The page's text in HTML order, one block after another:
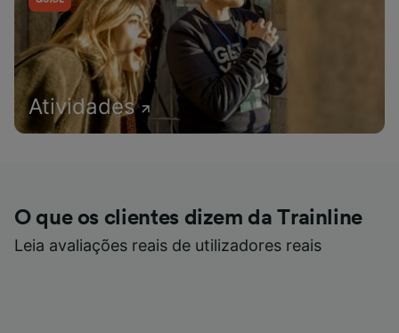
Atividades
O que os clientes dizem da Trainline
Leia avaliações reais de utilizadores reais